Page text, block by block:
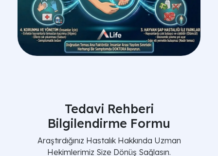
Tedavi Rehberi
Bilgilendirme Formu
Araştırdığınız Hastalık Hakkında Uzman
Hekimlerimiz Size Dönüş Sağlasın.